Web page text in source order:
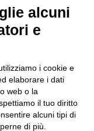
alcuni
e
i cookie e
elaborare i dati
web o la
il tuo diritto
alcuni tipi di
di più.